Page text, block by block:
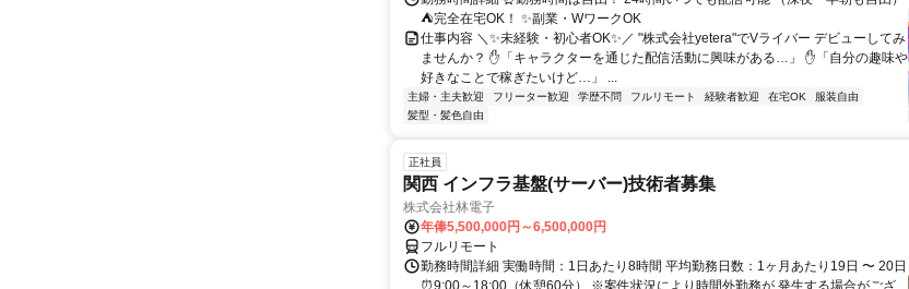
⛺完全在宅OK！ ✨副業・WワークOK
仕事内容 ＼✨未経験・初心者OK✨／ "株式会社yetera"でVライバー デビューしてみ
ませんか？ ✋「キャラクターを通じた配信活動に興味がある…」 ✋「自分の趣味や
好きなことで稼ぎたいけど…」 ...
主婦・主夫歓迎 フリーター歓迎 学歴不問 フルリモート 経験者歓迎 在宅OK
服装自由
髪型・髪色自由
正社員
関西 インフラ基盤(サーバー)技術者募集
株式会社林電子
年俸5,500,000円～6,500,000円
フルリモート
勤務時間詳細 実働時間：1日あたり8時間 平均勤務日数：1ヶ月あたり19日 〜 20日
⏰9:00～18:00（休憩60分） ※案件状況により時間外勤務が 発生する場合がござ